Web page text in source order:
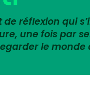
réflexion qui
une fois par
le monde